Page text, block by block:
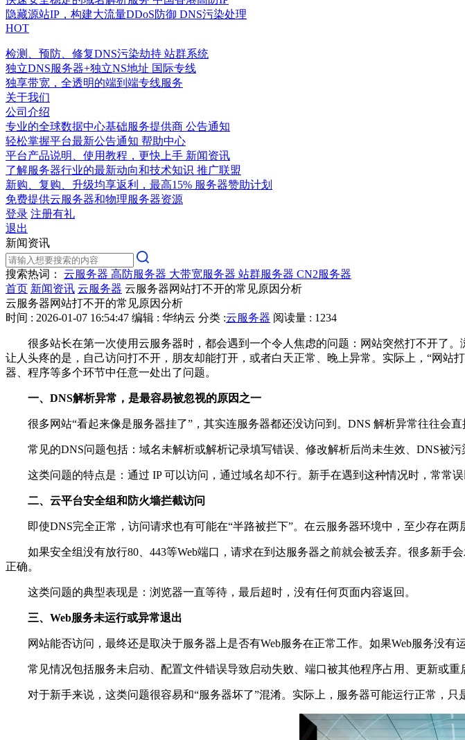
隐藏源站IP，构建大流量DDoS防御 DNS污染处理
HOT
检测、预防、修复DNS污染劫持 站群系统
独立DNS服务器+独立NS地址 国际专线
独享带宽，全透明的端到端专线服务
关于我们
公司介绍
专业的全球数据中心基础服务提供商 公告通知
轻松掌握平台最新公告通知 帮助中心
平台产品说明、使用教程，更快上手 新闻资讯
了解服务器行业的最新动向和技术知识 推广联盟
新购、复购、升级均享返利，最高15% 服务器赞助计划
免费提供云服务器和物理服务器资源
登录 注册有礼
退出
新闻资讯
搜索热词： 云服务器 高防服务器 大带宽服务器 站群服务器 CN2服务器
首页 新闻资讯 云服务器 云服务器网站打不开的常见原因分析
云服务器网站打不开的常见原因分析
时间 : 2026-01-07 16:54:47 编辑 : 华纳云 分类 :云服务器 阅读量 : 1234
很多站长在第一次使用云服务器时，都会遇到一个令人焦虑的问题：网站突然打不开了。
让人头疼的是，自己访问打不开，朋友却能打开，或者白天正常、晚上异常。实际上，“网
器、程序等多个环节中任意一处出了问题。
一、DNS解析异常，是最容易被忽视的原因之一
很多网站“看起来像是服务器挂了”，其实连服务器都还没访问到。DNS 解析异常往往会直
常见的DNS问题包括：域名未解析或解析记录填写错误、修改解析后尚未生效、DNS被污
这类问题的特点是：通过 IP 可以访问，通过域名却不行。新手在遇到这种情况时，常常误
二、云平台安全组和防火墙拦截访问
即使DNS完全正常，访问请求也有可能在“半路被拦下”。在云服务器环境中，至少存在两
如果安全组没有放行80、443等Web端口，请求在到达服务器之前就会被丢弃。很多新手
正确。
这类问题的典型表现是：浏览器一直等待，最后超时，没有任何页面内容返回。
三、Web服务未运行或异常退出
网站能否访问，最终还是取决于服务器上是否有Web服务在正常工作。如果Web服务没有
常见情况包括服务未启动、配置文件错误导致启动失败、端口被其他程序占用、更新或重
对于新手来说，这类问题很容易和“服务器坏了”混淆。实际上，服务器可能运行正常，只